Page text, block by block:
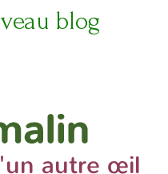
blog